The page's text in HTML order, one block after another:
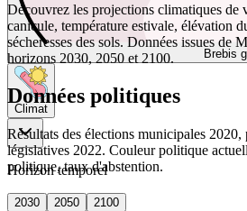
Brebis
Climat
Horizon temporel
2030 2050
2100
Découvrez les projections climatiques de
canicule, température estivale, élévation
sécheresses des sols. Données issues de
horizons 2030, 2050 et 2100.
Données politiques
Résultats des élections municipales
législatives 2022. Couleur politique
politique, taux d'abstention.